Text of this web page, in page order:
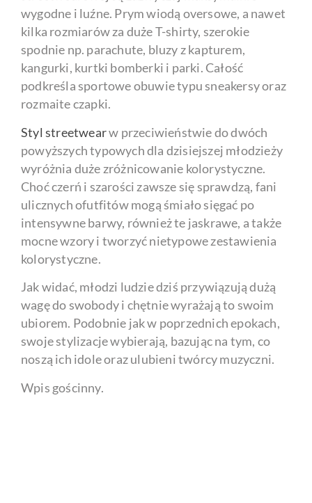
wygodne i luźne. Prym wiodą oversowe, a nawet
kilka rozmiarów za duże T-shirty, szerokie
spodnie np. parachute, bluzy z kapturem,
kangurki, kurtki bomberki i parki. Całość
podkreśla sportowe obuwie typu sneakersy oraz
rozmaite czapki.
Styl streetwearw przeciwieństwie do dwóch
powyższych typowych dla dzisiejszej młodzieży
wyróżnia duże zróżnicowanie kolorystyczne.
Choć czerń i szarości zawsze się sprawdzą, fani
ulicznych ofutfitów mogą śmiało sięgać po
intensywne barwy, również te jaskrawe, a także
mocne wzory i tworzyć nietypowe zestawienia
kolorystyczne.
Jak widać, młodzi ludzie dziś przywiązują dużą
wagę do swobody i chętnie wyrażają to swoim
ubiorem. Podobnie jak w poprzednich epokach,
swoje stylizacje wybierają, bazując na tym, co
noszą ich idole oraz ulubieni twórcy muzyczni.
Wpis gościnny.